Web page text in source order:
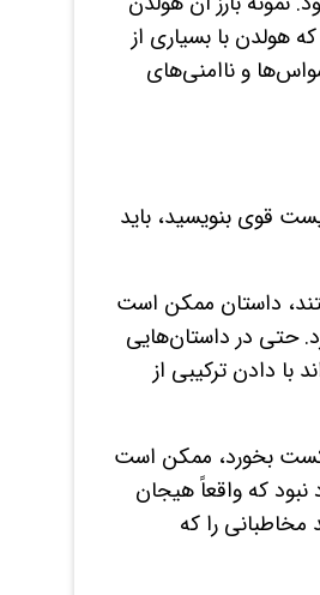
هولدن با بسیاری از
و ناامنی‌های
قوی بنویسید، باید
داستان ممکن است
حتی در داستان‌هایی
با دادن ترکیبی از
شکست بخورد، ممکن است
که واقعاً هیجان
مخاطبانی را که